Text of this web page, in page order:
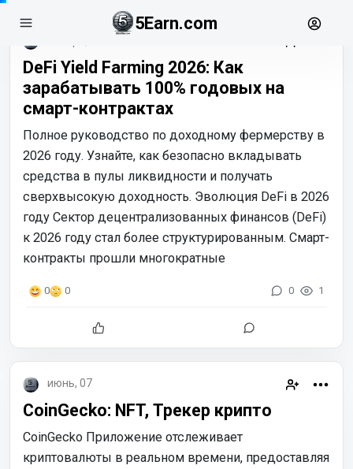
5Earn.com
DeFi Yield Farming 2026: Как
зарабатывать 100% годовых на
смарт-контрактах
Полное руководство по доходному фермерству в
2026 году. Узнайте, как безопасно вкладывать
средства в пулы ликвидности и получать
сверхвысокую доходность. Эволюция DeFi в 2026
году Сектор децентрализованных финансов (DeFi)
к 2026 году стал более структурированным. Смарт-
контракты прошли многократные
0 0 0 1
июнь, 07
CoinGecko: NFT, Трекер крипто
CoinGecko Приложение отслеживает
криптовалюты в реальном времени, предоставляя